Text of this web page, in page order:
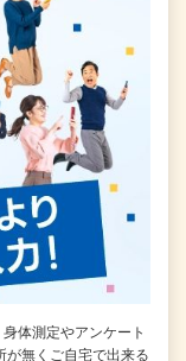
体測定やアンケート
が無くご自宅で出来る